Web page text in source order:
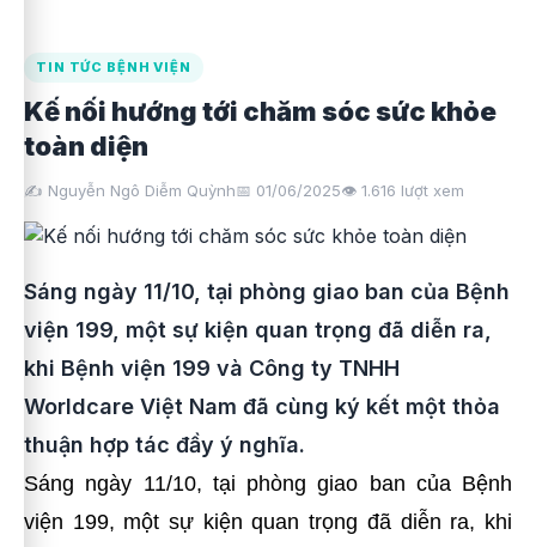
TIN TỨC BỆNH VIỆN
Kế nối hướng tới chăm sóc sức khỏe
toàn diện
✍️ Nguyễn Ngô Diễm Quỳnh📅 01/06/2025👁️ 1.616 lượt xem
Sáng ngày 11/10, tại phòng giao ban của Bệnh
viện 199, một sự kiện quan trọng đã diễn ra,
khi Bệnh viện 199 và Công ty TNHH
Worldcare Việt Nam đã cùng ký kết một thỏa
thuận hợp tác đầy ý nghĩa.
Sáng ngày 11/10, tại phòng giao ban của Bệnh
viện 199, một sự kiện quan trọng đã diễn ra, khi